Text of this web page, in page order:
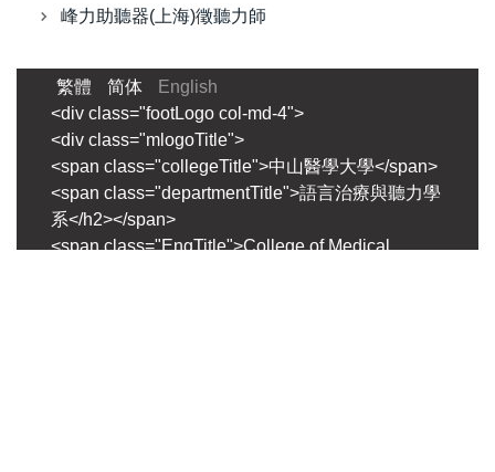
峰力助聽器(上海)徵聽力師
繁體 简体
English
<div class="footLogo col-md-4">
<div class="mlogoTitle">
<span class="collegeTitle">中山醫學大學</span>
<span class="departmentTitle">語言治療與聽力學
系</h2></span>
<span class="EngTitle">College of Medical